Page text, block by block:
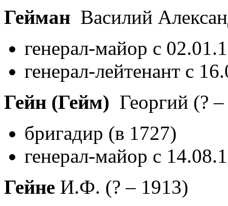
Гейман Василий
генерал-майор с
генерал-лейтенант с
Гейн (Гейм) Георгий (?
бригадир (в 1727)
генерал-майор с
Гейне И.Ф. (? – 1913)